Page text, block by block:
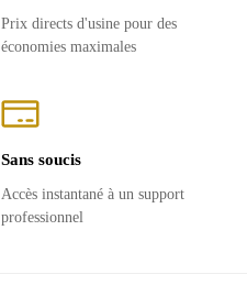
Prix ​​directs d'usine pour des
économies maximales
Sans soucis
Accès instantané à un support
professionnel